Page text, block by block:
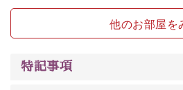
るお部屋、 大人のたしなみを感
癒される宿で贅沢に幸せのとき
他のお部屋を
特記事項